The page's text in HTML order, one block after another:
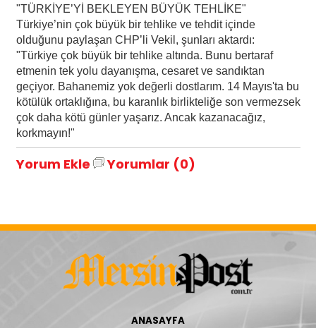
"TÜRKİYE’Yİ BEKLEYEN BÜYÜK TEHLİKE"
Türkiye’nin çok büyük bir tehlike ve tehdit içinde
olduğunu paylaşan CHP’li Vekil, şunları aktardı:
"Türkiye çok büyük bir tehlike altında. Bunu bertaraf
etmenin tek yolu dayanışma, cesaret ve sandıktan
geçiyor. Bahanemiz yok değerli dostlarım. 14 Mayıs'ta bu
kötülük ortaklığına, bu karanlık birlikteliğe son vermezsek
çok daha kötü günler yaşarız. Ancak kazanacağız,
korkmayın!"
Yorum Ekle Yorumlar (0)
ANASAYFA